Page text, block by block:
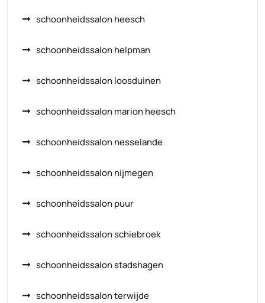
schoonheidssalon heesch
schoonheidssalon helpman
schoonheidssalon loosduinen
schoonheidssalon marion heesch
schoonheidssalon nesselande
schoonheidssalon nijmegen
schoonheidssalon puur
schoonheidssalon schiebroek
schoonheidssalon stadshagen
schoonheidssalon terwijde